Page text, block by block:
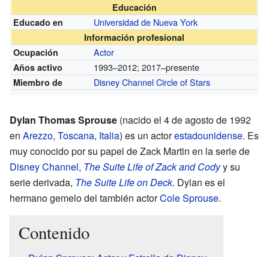
Educación
Educado en
Universidad de Nueva York
Información profesional
Ocupación
Actor
Años activo 1993–2012; 2017–presente
Miembro de Disney Channel Circle of Stars
Dylan Thomas Sprouse (nacido el 4 de agosto de 1992
en Arezzo, Toscana, Italia) es un actorestadounidense. Es
muy conocido por su papel de Zack Martin en la serie de
Disney Channel, The Suite Life of Zack and Codyy su
serie derivada, The Suite Life on Deck. Dylan es el
hermano gemelo del también actorCole Sprouse.
Contenido